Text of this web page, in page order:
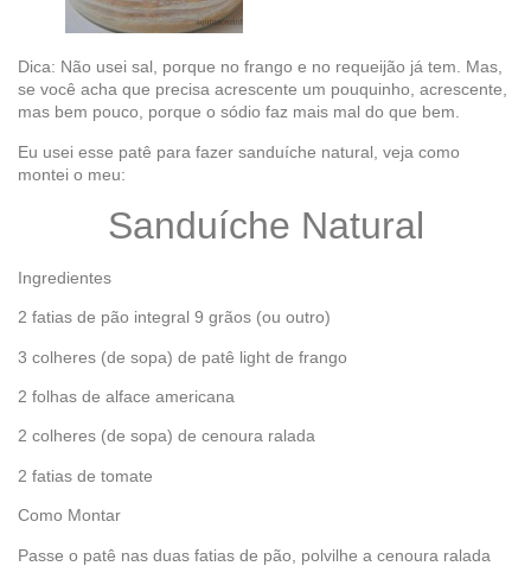
Dica: Não usei sal, porque no frango e no requeijão já tem. Mas,
se você acha que precisa acrescente um pouquinho, acrescente,
mas bem pouco, porque o sódio faz mais mal do que bem.
Eu usei esse patê para fazer sanduíche natural, veja como
montei o meu:
Sanduíche Natural
Ingredientes
2 fatias de pão integral 9 grãos (ou outro)
3 colheres (de sopa) de patê light de frango
2 folhas de alface americana
2 colheres (de sopa) de cenoura ralada
2 fatias de tomate
Como Montar
Passe o patê nas duas fatias de pão, polvilhe a cenoura ralada